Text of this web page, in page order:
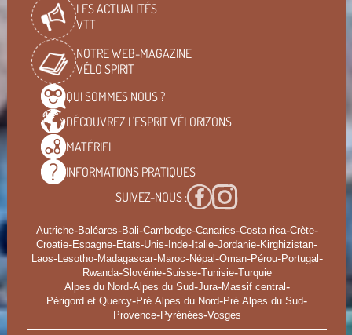
LES ACTUALITÉS
VTT
NOTRE WEB-MAGAZINE
VÉLO SPIRIT
QUI SOMMES NOUS ?
DÉCOUVREZ L'ESPRITVÉLORIZONS
MATÉRIEL
INFORMATIONS PRATIQUES
SUIVEZ-NOUS :
Autriche-Baléares-Bali-Cambodge-Canaries-Costa rica-Crète-
Croatie-Espagne-Etats-Unis- Inde- Italie-Jordanie-Kirghizistan-
Laos-Lesotho-Madagascar-Maroc-Népal-Oman-Pérou-Portugal-
Rwanda-Slovénie-Suisse-Tunisie-Turquie
Alpes du Nord-Alpes du Sud-Jura-Massif central-
Périgord et Quercy-Pré Alpes du Nord-Pré Alpes du Sud-
Provence-Pyrénées-Vosges